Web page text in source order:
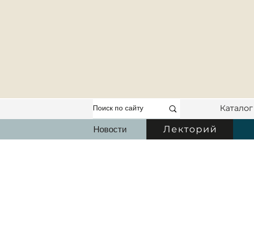
Каталог
Новости Лекторий